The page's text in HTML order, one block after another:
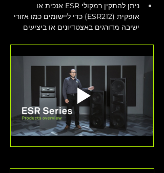
ניתן להתקין רמקולי ESR אנכית או
אופקית (ESR212) כדי ליישומים כמו אזורי
ישיבה מדורגים באצטדיונים או ביציעים